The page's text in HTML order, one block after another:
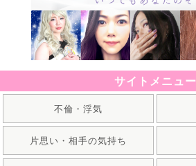
サイトメニュー
不倫・浮気
片思い・相手の気持ち